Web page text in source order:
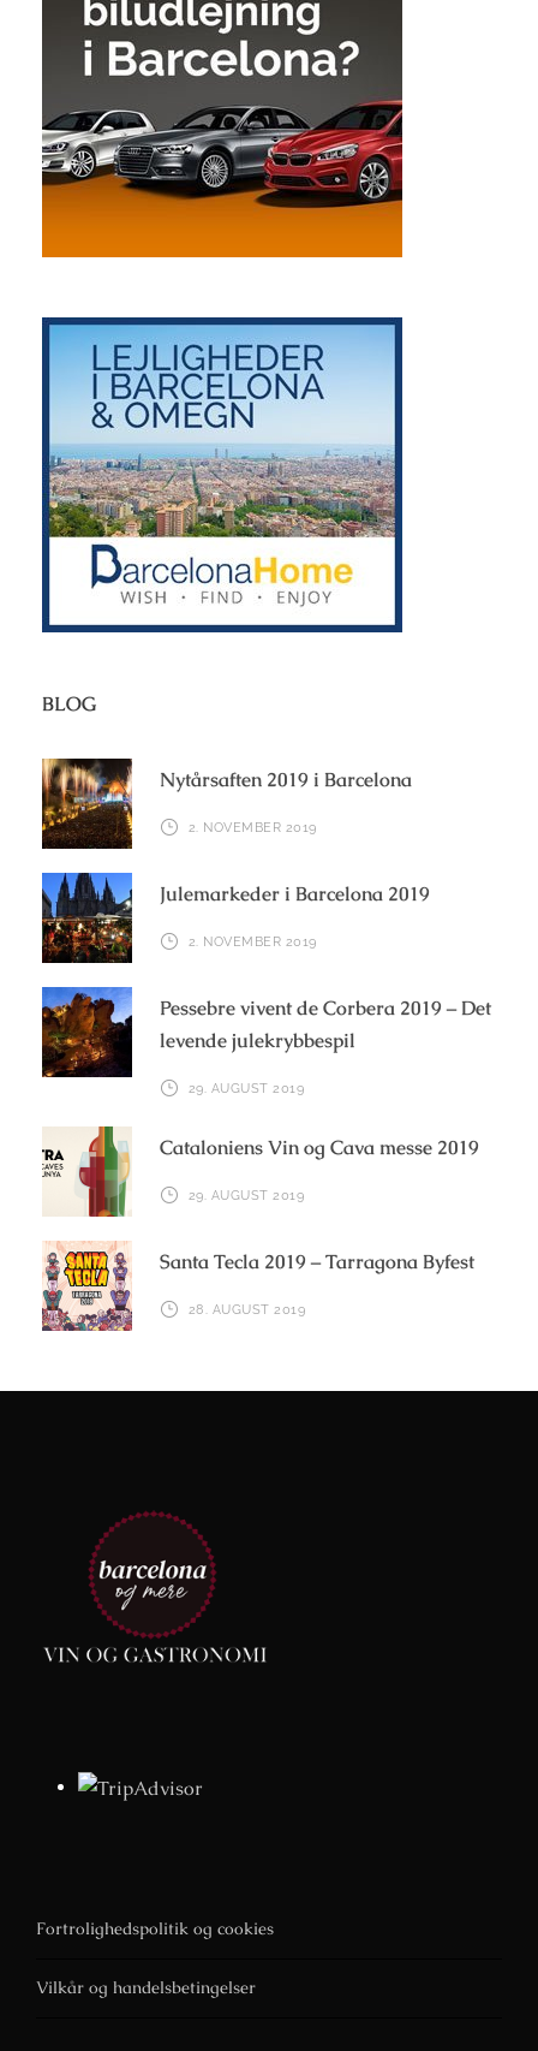
BLOG
Nytårsaften 2019 i Barcelona
2. NOVEMBER 2019
Julemarkeder i Barcelona 2019
2. NOVEMBER 2019
Pessebre vivent de Corbera 2019 – Det
levende julekrybbespil
29. AUGUST 2019
Cataloniens Vin og Cava messe 2019
29. AUGUST 2019
Santa Tecla 2019 – Tarragona Byfest
28. AUGUST 2019
Fortrolighedspolitik og cookies
Vilkår og handelsbetingelser